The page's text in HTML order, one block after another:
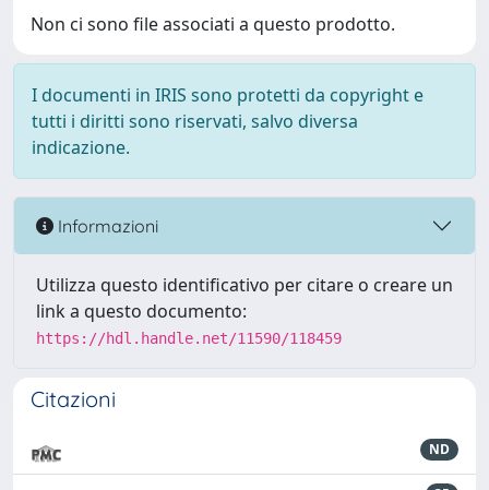
Non ci sono file associati a questo prodotto.
I documenti in IRIS sono protetti da copyright e
tutti i diritti sono riservati, salvo diversa
indicazione.
Informazioni
Utilizza questo identificativo per citare o creare un
link a questo documento:
https://hdl.handle.net/11590/118459
Citazioni
ND